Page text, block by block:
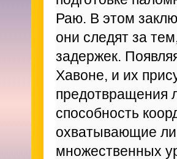
Раю. В этом
они следят за
задержек.
Хавоне, и их
предотвращения
способность
охватывающие
множественных